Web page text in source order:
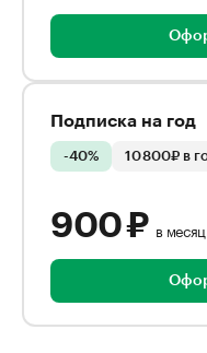
Подписка на год
-40% 10 800₽ в
900 ₽ в месяц